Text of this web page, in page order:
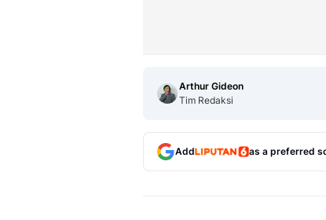
Arthur Gideon
Tim Redaksi
Add as a preferred